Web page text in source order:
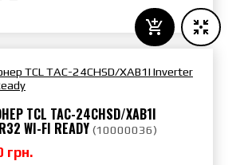
TCL TAC-24CHSD/XAB1I
WI-FI READY (10000036)
грн.